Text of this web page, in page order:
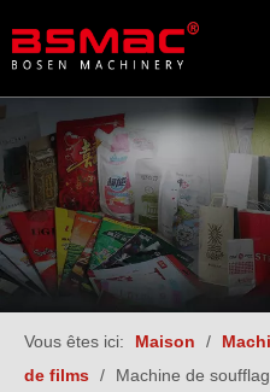
Vous êtes ici: Maison /
de films
/
Machine de